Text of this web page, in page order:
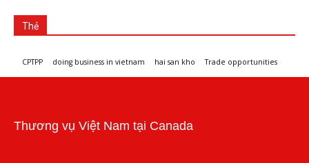
Thẻ
CPTPP doing business in vietnam hai san kho Trade opportunities
Thương vụ Việt Nam tại Canada